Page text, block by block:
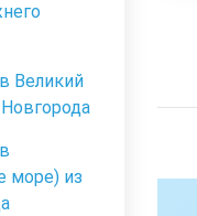
Великий
море) из